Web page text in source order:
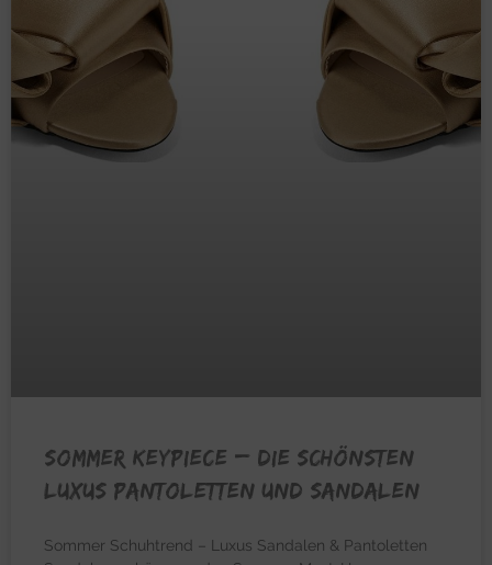
SOMMER KEYPIECE – Die schönsten
Luxus Pantoletten und Sandalen
Sommer Schuhtrend – Luxus Sandalen & Pantoletten